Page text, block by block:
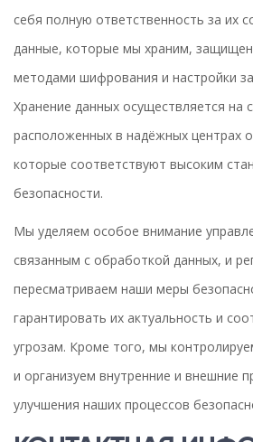
себя полную ответственность за их
данные, которые мы храним,
методами шифрования и настройки
Хранение данных осуществляется на
расположенных в надёжных центрах
которые соответствуют высоким
безопасности.
Мы уделяем особое внимание
связанным с обработкой данных, и
пересматриваем наши меры
гарантировать их актуальность и
угрозам. Кроме того, мы
и организуем внутренние и внешние
улучшения наших процессов